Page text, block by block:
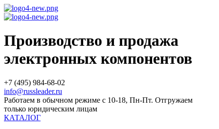
Производство и продажа
электронных компонентов
+7 (495) 984-68-02
info@russleader.ru
Работаем в обычном режиме с 10-18, Пн-Пт. Отгружаем
только юридическим лицам
КАТАЛОГ